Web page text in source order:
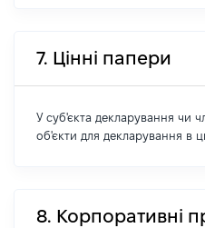
7. Цінні папери
У суб'єкта декларування чи
об'єкти для декларування в
8. Корпоративні